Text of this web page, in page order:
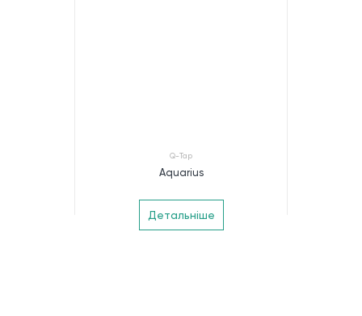
Q-Tap
Aquarius
Детальніше